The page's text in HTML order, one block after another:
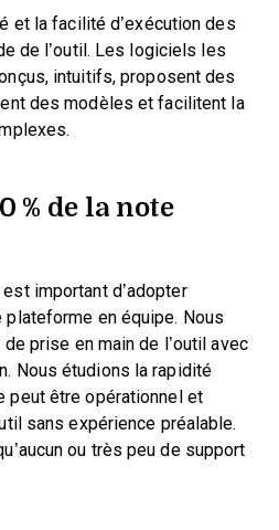
et la facilité d’exécution des
de l’outil. Les logiciels les
intuitifs, proposent des
des modèles et facilitent la
% de la note
important d’adopter
plateforme en équipe. Nous
prise en main de l’outil avec
Nous étudions la rapidité
peut être opérationnel et
sans expérience préalable.
ou très peu de support